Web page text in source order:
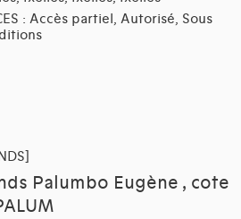
: Accès partiel, Autorisé, Sous
Palumbo Eugène , cote